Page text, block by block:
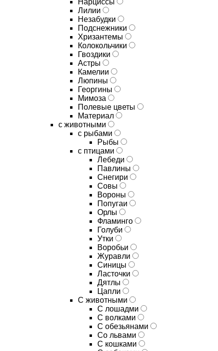
Нарциссы
Лилии
Незабудки
Подснежники
Хризантемы
Колокольчики
Гвоздики
Астры
Камелии
Люпины
Георгины
Мимоза
Полевые цветы
Материал
с животными
с рыбами
Рыбы
с птицами
Лебеди
Павлины
Снегири
Совы
Вороны
Попугаи
Орлы
Фламинго
Голуби
Утки
Воробьи
Журавли
Синицы
Ласточки
Дятлы
Цапли
С животными
С лошадми
С волками
С обезьянами
Со львами
С кошками